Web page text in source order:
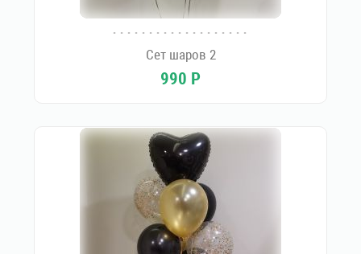
Сет шаров 2
990 Р